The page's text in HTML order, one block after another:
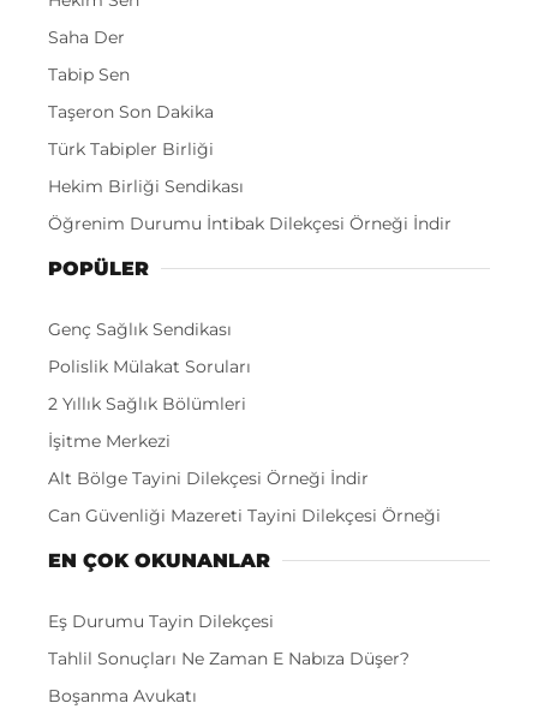
Saha Der
Tabip Sen
Taşeron Son Dakika
Türk Tabipler Birliği
Hekim Birliği Sendikası
Öğrenim Durumu İntibak Dilekçesi Örneği İndir
POPÜLER
Genç Sağlık Sendikası
Polislik Mülakat Soruları
2 Yıllık Sağlık Bölümleri
İşitme Merkezi
Alt Bölge Tayini Dilekçesi Örneği İndir
Can Güvenliği Mazereti Tayini Dilekçesi Örneği
EN ÇOK OKUNANLAR
Eş Durumu Tayin Dilekçesi
Tahlil Sonuçları Ne Zaman E Nabıza Düşer?
Boşanma Avukatı